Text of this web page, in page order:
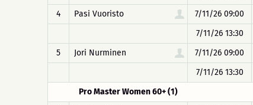
4
Pasi Vuoristo 7/11/26 09:00
7/11/26 13:30
5
Jori Nurminen 7/11/26 09:00
7/11/26 13:30
Pro Master Women 60+ (1)